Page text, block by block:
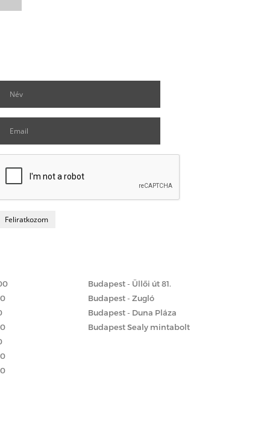
Budapest - Üllői út 81.
Budapest - Zugló
Budapest - Duna Pláza
Budapest Sealy mintabolt